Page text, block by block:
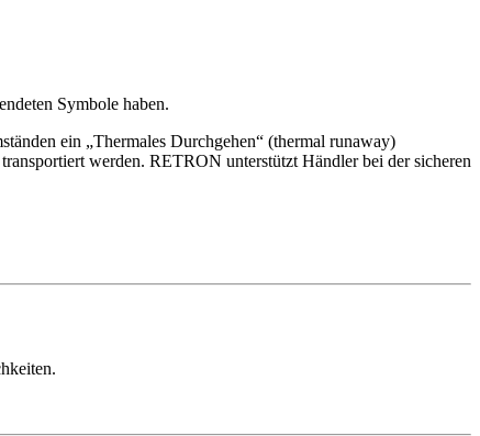
Symbole haben.
ein „Thermales Durchgehen“ (thermal runaway)
werden. RETRON unterstützt Händler bei der sicheren